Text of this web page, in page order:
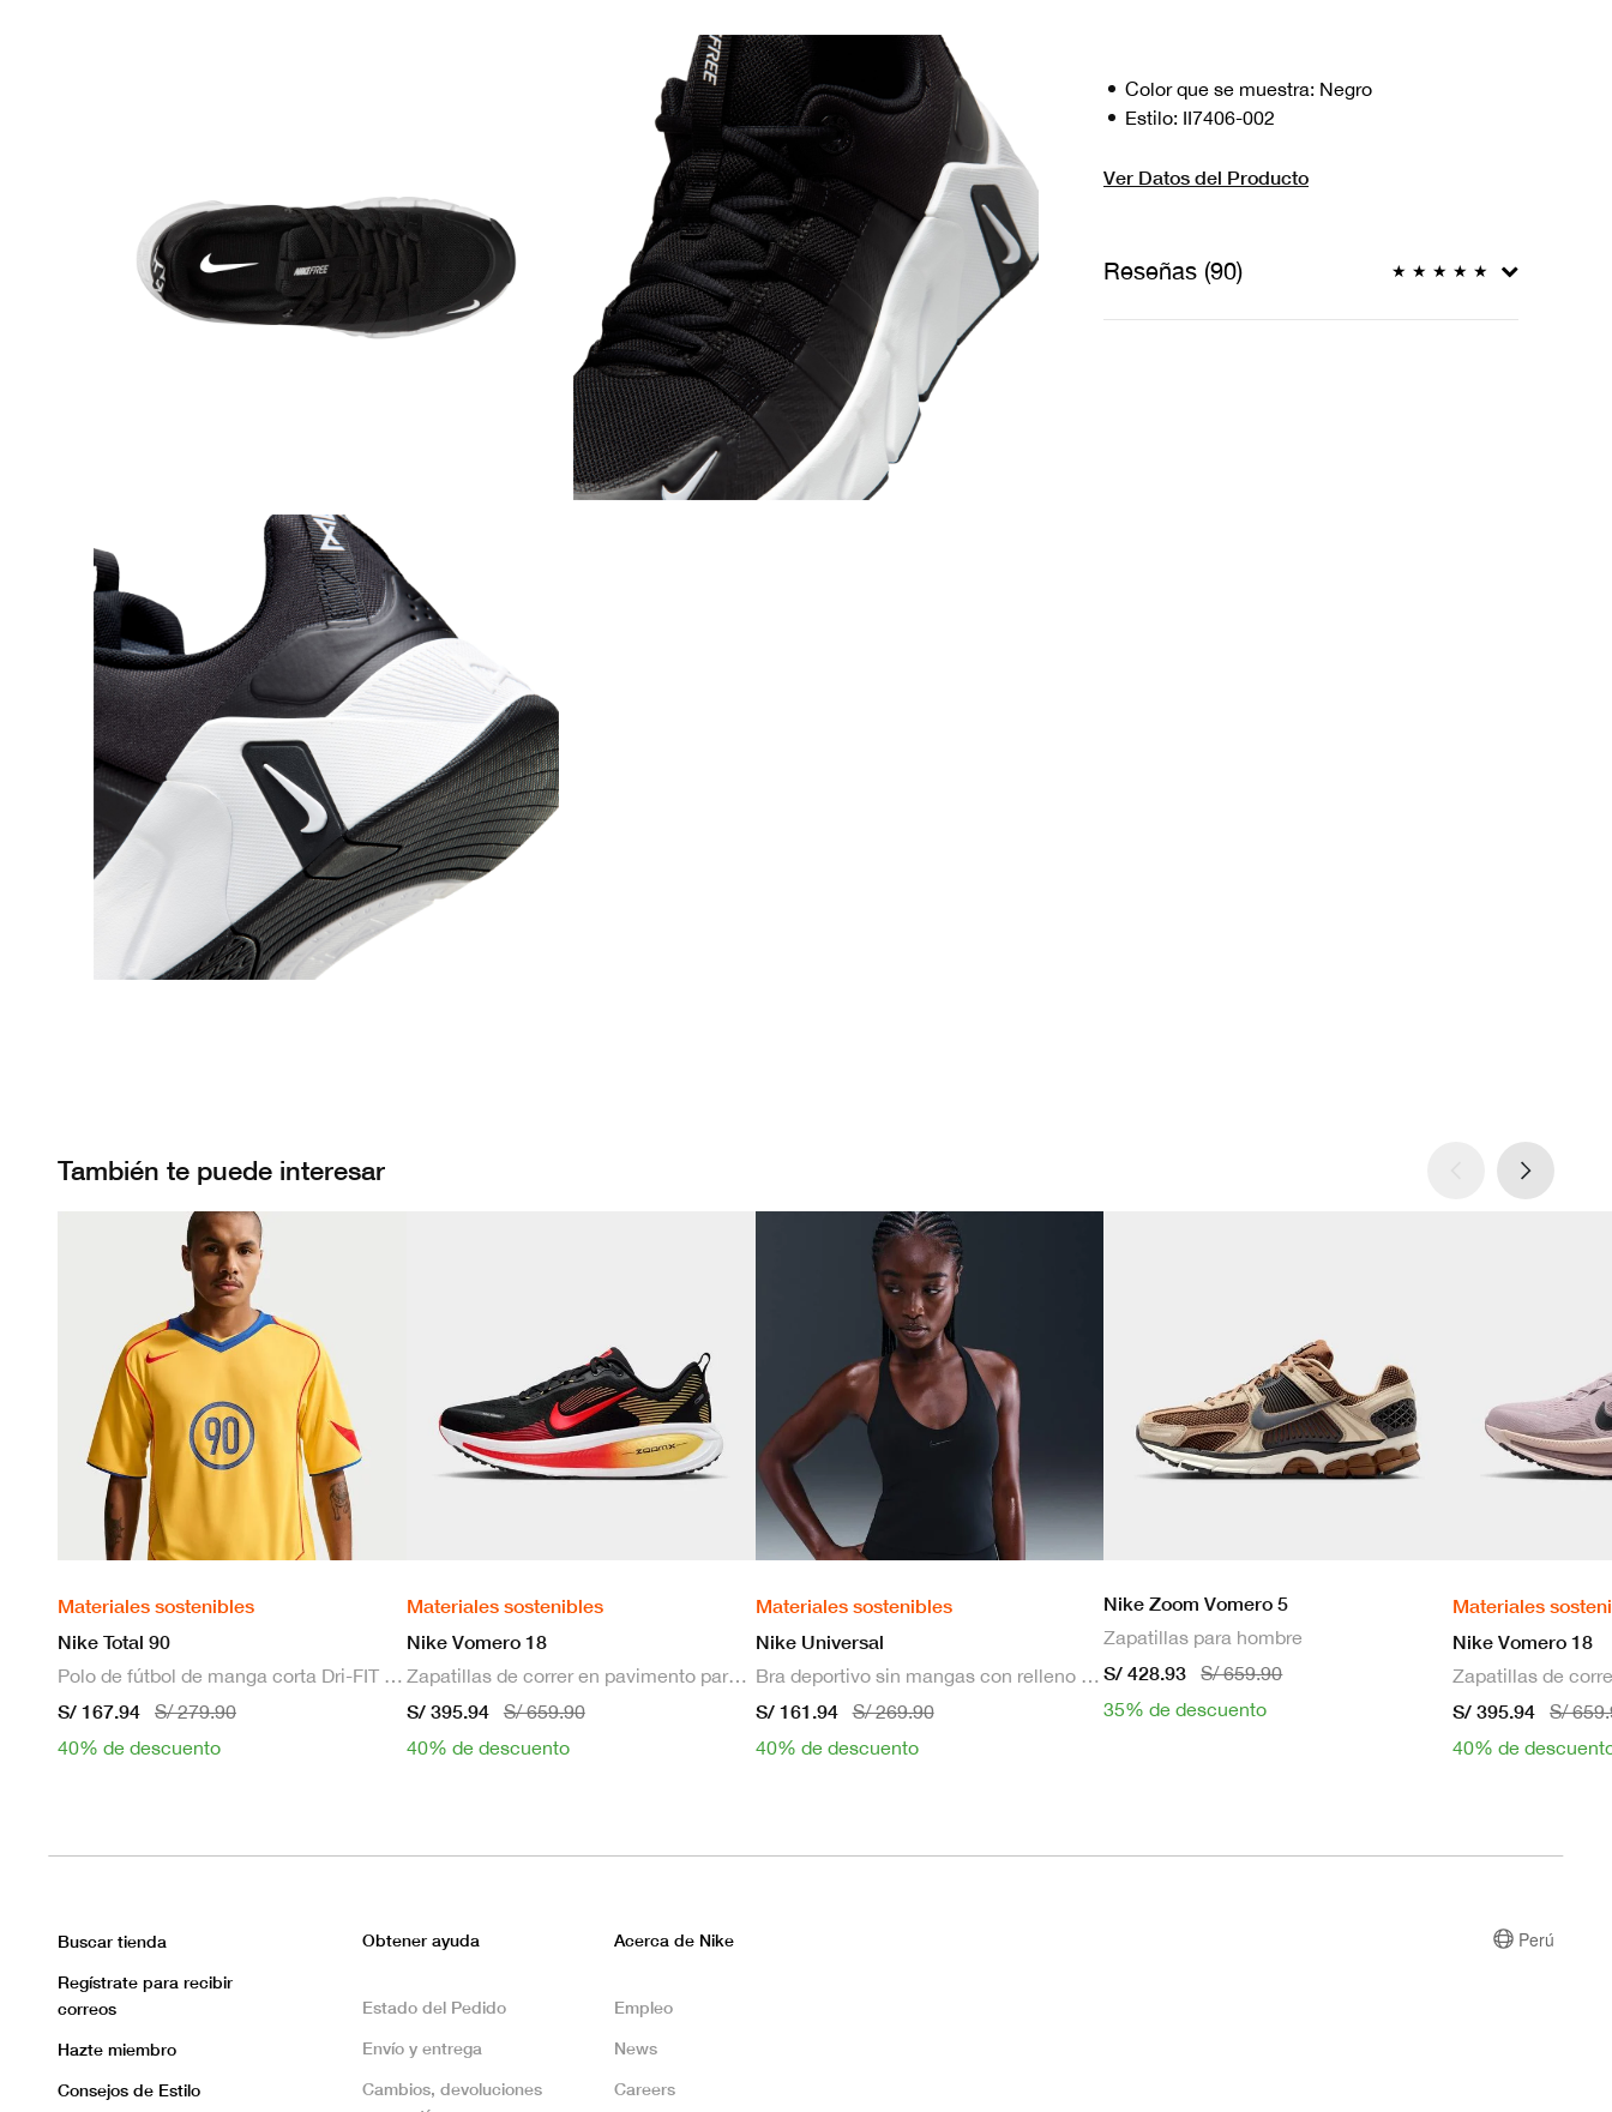
Color que se muestra: Negro
Estilo: II7406-002
Ver Datos del Producto
Reseñas (90) ★ ★ ★ ★ ★
También te puede interesar
Materiales sostenibles
Nike Total 90
Polo de fútbol de manga corta Dri-FIT para hombre
S/ 167.94
S/ 279.90
40% de descuento
Materiales sostenibles
Nike Vomero 18
Zapatillas de correr en pavimento para hombre
S/ 395.94
S/ 659.90
40% de descuento
Materiales sostenibles
Nike Universal
Bra deportivo sin mangas con relleno de sujeción media para mujer
S/ 161.94
S/ 269.90
40% de descuento
Nike Zoom Vomero 5
Zapatillas para hombre
S/ 428.93
S/ 659.90
35% de descuento
Materiales
Nike Vomero 18
S/ 395.94
S/
40% de
Buscar tienda
Regístrate para recibir
correos
Hazte miembro
Consejos de Estilo
Obtener ayuda
Estado del Pedido
Envío y entrega
Cambios, devoluciones
Acerca de Nike
Empleo
News
Careers
Perú